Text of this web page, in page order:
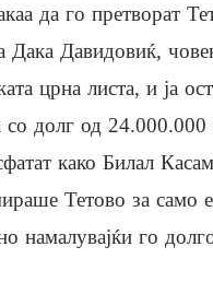
да го претворат
Дака Давидовиќ,
црна листа, и ја
со долг од 24.000.000
како Билал
Тетово за само
намалувајќи го